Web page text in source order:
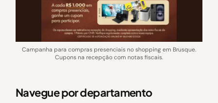
Campanha para compras presenciais no shopping em Brusque.
Cupons na recepção com notas fiscais.
Navegue por departamento